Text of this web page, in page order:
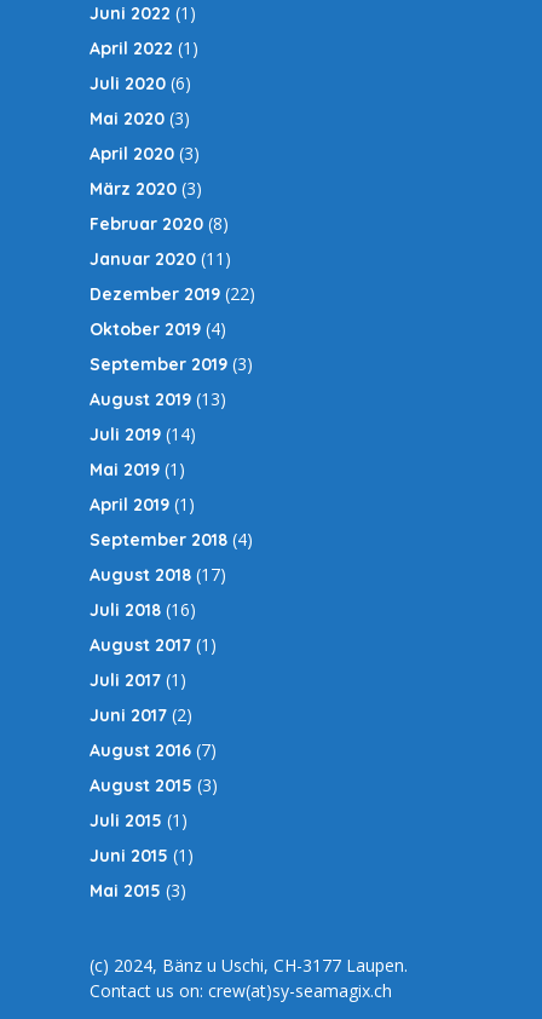
Juni 2022 (1)
April 2022 (1)
Juli 2020 (6)
Mai 2020 (3)
April 2020 (3)
März 2020 (3)
Februar 2020 (8)
Januar 2020 (11)
Dezember 2019 (22)
Oktober 2019 (4)
September 2019 (3)
August 2019 (13)
Juli 2019 (14)
Mai 2019 (1)
April 2019 (1)
September 2018 (4)
August 2018 (17)
Juli 2018 (16)
August 2017 (1)
Juli 2017 (1)
Juni 2017 (2)
August 2016 (7)
August 2015 (3)
Juli 2015 (1)
Juni 2015 (1)
Mai 2015 (3)
(c) 2024, Bänz u Uschi, CH-3177 Laupen.
Contact us on: crew(at)sy-seamagix.ch